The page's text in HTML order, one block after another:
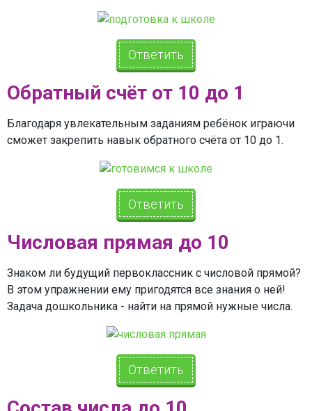
Ответить
Обратный счёт от 10 до 1
Благодаря увлекательным заданиям ребёнок играючи
сможет закрепить навык обратного счёта от 10 до 1.
Ответить
Числовая прямая до 10
Знаком ли будущий первоклассник с числовой прямой?
В этом упражнении ему пригодятся все знания о ней!
Задача дошкольника - найти на прямой нужные числа.
Ответить